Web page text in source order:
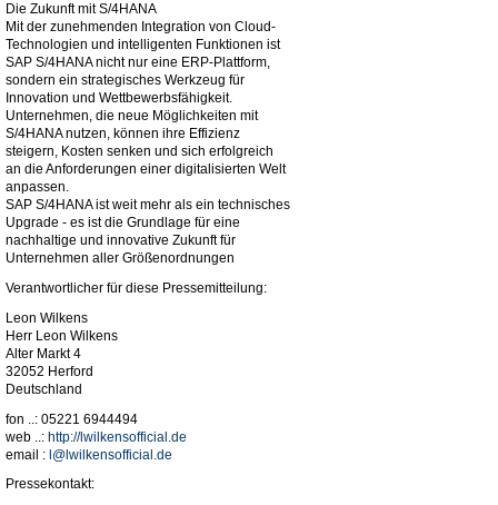
Die Zukunft mit S/4HANA
Mit der zunehmenden Integration von Cloud-
Technologien und intelligenten Funktionen ist
SAP S/4HANA nicht nur eine ERP-Plattform,
sondern ein strategisches Werkzeug für
Innovation und Wettbewerbsfähigkeit.
Unternehmen, die neue Möglichkeiten mit
S/4HANA nutzen, können ihre Effizienz
steigern, Kosten senken und sich erfolgreich
an die Anforderungen einer digitalisierten Welt
anpassen.
SAP S/4HANA ist weit mehr als ein technisches
Upgrade - es ist die Grundlage für eine
nachhaltige und innovative Zukunft für
Unternehmen aller Größenordnungen
Verantwortlicher für diese Pressemitteilung:
Leon Wilkens
Herr Leon Wilkens
Alter Markt 4
32052 Herford
Deutschland
fon ..: 05221 6944494
web ..: http://lwilkensofficial.de
email : l@lwilkensofficial.de
Pressekontakt: